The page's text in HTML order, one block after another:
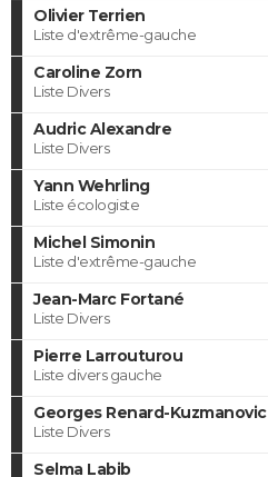
Olivier Terrien
Liste d'extrême-gauche
Caroline Zorn
Liste Divers
Audric Alexandre
Liste Divers
Yann Wehrling
Liste écologiste
Michel Simonin
Liste d'extrême-gauche
Jean-Marc Fortané
Liste Divers
Pierre Larrouturou
Liste divers gauche
Georges Renard-Kuzmanovic
Liste Divers
Selma Labib